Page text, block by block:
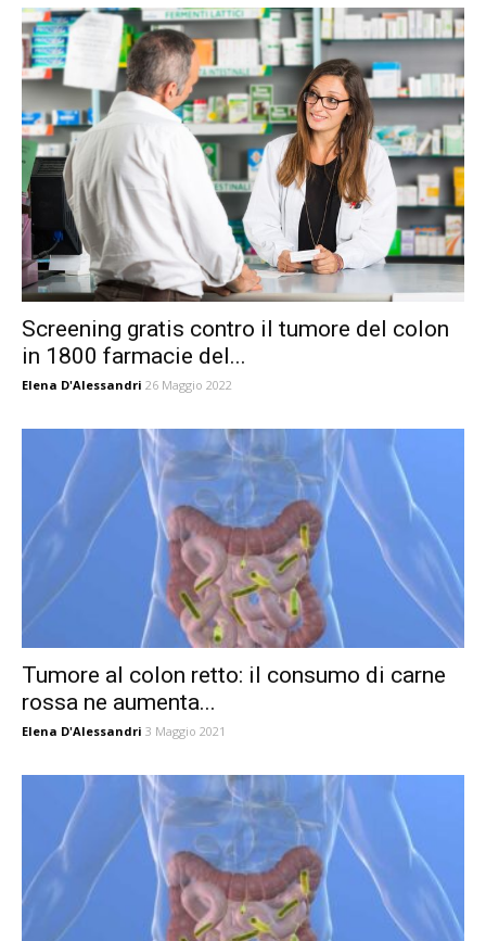
Screening gratis contro il tumore del colon
in 1800 farmacie del...
Elena D'Alessandri 26 Maggio 2022
Tumore al colon retto: il consumo di carne
rossa ne aumenta...
Elena D'Alessandri 3 Maggio 2021